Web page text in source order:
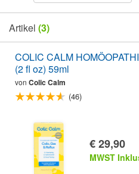
Artikel (3)
COLIC CALM
(2 fl oz) 59ml
von Colic Calm
(46)
€ 29,90
MWST